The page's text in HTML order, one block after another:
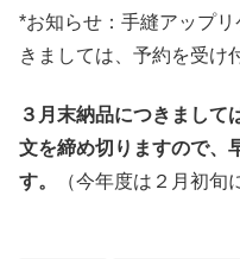
*お知らせ：手縫アップ
きましては、予約を受け
３月末納品につきまして
文を締め切りますので、
す。
（今年度は２月初旬